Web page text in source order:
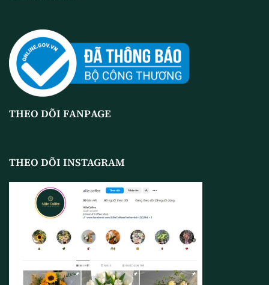
THEO DÕI FANPAGE
THEO DÕI INSTAGRAM